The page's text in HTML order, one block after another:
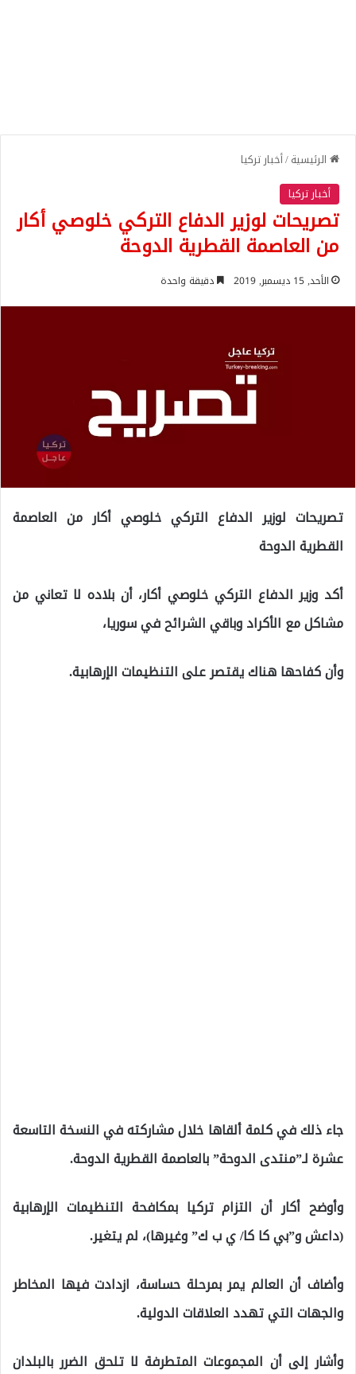
الرئيسية/أخبار تركيا
أخبار تركيا
تصريحات لوزير الدفاع التركي خلوصي أكار
من العاصمة القطرية الدوحة
الأحد, 15 ديسمبر, 2019 دقيقة واحدة
تصريحات لوزير الدفاع التركي خلوصي أكار من العاصمة
القطرية الدوحة
أكد وزير الدفاع التركي خلوصي أكار، أن بلاده لا تعاني من
مشاكل مع الأكراد وباقي الشرائح في سوريا،
وأن كفاحها هناك يقتصر على التنظيمات الإرهابية.
جاء ذلك في كلمة ألقاها خلال مشاركته في النسخة التاسعة
عشرة لـ”منتدى الدوحة” بالعاصمة القطرية الدوحة.
وأوضح أكار أن التزام تركيا بمكافحة التنظيمات الإرهابية
(داعش و”بي كا كا/ ي ب ك” وغيرها)، لم يتغير.
وأضاف أن العالم يمر بمرحلة حساسة، ازدادت فيها المخاطر
والجهات التي تهدد العلاقات الدولية.
وأشار إلى أن المجموعات المتطرفة لا تلحق الضرر بالبلدان